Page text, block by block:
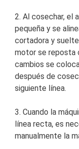
2. Al cosechar, el
pequeña y se
cortadora y
motor se reposta
cambios se
después de
siguiente línea.
3. Cuando la
línea recta, es
manualmente la